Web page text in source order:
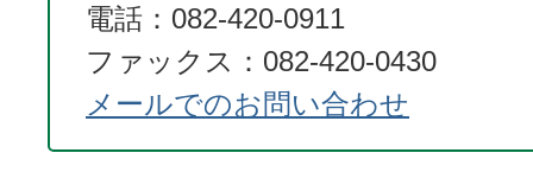
電話：082-420-0911
ファックス：082-420-0430
メールでのお問い合わせ